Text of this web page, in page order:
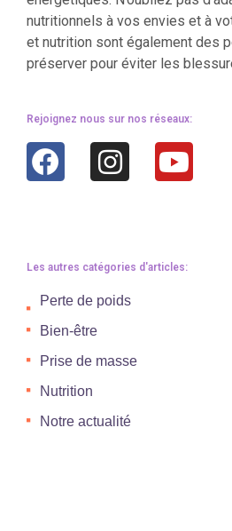
nutritionnels à vos envies et à
et nutrition sont également des
préserver pour éviter les
Rejoignez nous sur nos réseaux:
Les autres catégories d'articles:
Perte de poids
Bien-être
Prise de masse
Nutrition
Notre actualité